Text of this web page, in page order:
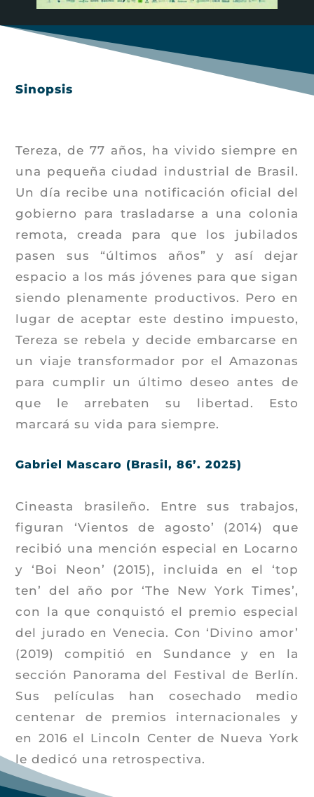
Sinopsis
Tereza, de 77 años, ha vivido siempre en
una pequeña ciudad industrial de Brasil.
Un día recibe una notificación oficial del
gobierno para trasladarse a una colonia
remota, creada para que los jubilados
pasen sus “últimos años” y así dejar
espacio a los más jóvenes para que sigan
siendo plenamente productivos. Pero en
lugar de aceptar este destino impuesto,
Tereza se rebela y decide embarcarse en
un viaje transformador por el Amazonas
para cumplir un último deseo antes de
que le arrebaten su libertad. Esto
marcará su vida para siempre.
Gabriel Mascaro (Brasil, 86’. 2025)
Cineasta brasileño. Entre sus trabajos,
figuran ‘Vientos de agosto’ (2014) que
recibió una mención especial en Locarno
y ‘Boi Neon’ (2015), incluida en el ‘top
ten’ del año por ‘The New York Times’,
con la que conquistó el premio especial
del jurado en Venecia. Con ‘Divino amor’
(2019) compitió en Sundance y en la
sección Panorama del Festival de Berlín.
Sus películas han cosechado medio
centenar de premios internacionales y
en 2016 el Lincoln Center de Nueva York
le dedicó una retrospectiva.